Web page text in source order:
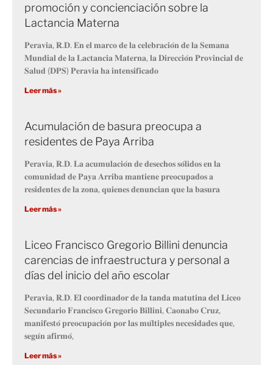
promoción y concienciación sobre la
Lactancia Materna
𝐏𝐞𝐫𝐚𝐯𝐢𝐚, 𝐑.𝐃. 𝐄𝐧 𝐞𝐥 𝐦𝐚𝐫𝐜𝐨 𝐝𝐞 𝐥𝐚 𝐜𝐞𝐥𝐞𝐛𝐫𝐚𝐜𝐢𝐨́𝐧 𝐝𝐞 𝐥𝐚 𝐒𝐞𝐦𝐚𝐧𝐚
𝐌𝐮𝐧𝐝𝐢𝐚𝐥 𝐝𝐞 𝐥𝐚 𝐋𝐚𝐜𝐭𝐚𝐧𝐜𝐢𝐚 𝐌𝐚𝐭𝐞𝐫𝐧𝐚, 𝐥𝐚 𝐃𝐢𝐫𝐞𝐜𝐜𝐢𝐨́𝐧 𝐏𝐫𝐨𝐯𝐢𝐧𝐜𝐢𝐚𝐥 𝐝𝐞
𝐒𝐚𝐥𝐮𝐝 (𝐃𝐏𝐒) 𝐏𝐞𝐫𝐚𝐯𝐢𝐚 𝐡𝐚 𝐢𝐧𝐭𝐞𝐧𝐬𝐢𝐟𝐢𝐜𝐚𝐝𝐨
Leer más »
Acumulación de basura preocupa a
residentes de Paya Arriba
𝐏𝐞𝐫𝐚𝐯𝐢𝐚, 𝐑.𝐃. 𝐋𝐚 𝐚𝐜𝐮𝐦𝐮𝐥𝐚𝐜𝐢𝐨́𝐧 𝐝𝐞 𝐝𝐞𝐬𝐞𝐜𝐡𝐨𝐬 𝐬𝐨́𝐥𝐢𝐝𝐨𝐬 𝐞𝐧 𝐥𝐚
𝐜𝐨𝐦𝐮𝐧𝐢𝐝𝐚𝐝 𝐝𝐞 𝐏𝐚𝐲𝐚 𝐀𝐫𝐫𝐢𝐛𝐚 𝐦𝐚𝐧𝐭𝐢𝐞𝐧𝐞 𝐩𝐫𝐞𝐨𝐜𝐮𝐩𝐚𝐝𝐨𝐬 𝐚
𝐫𝐞𝐬𝐢𝐝𝐞𝐧𝐭𝐞𝐬 𝐝𝐞 𝐥𝐚 𝐳𝐨𝐧𝐚, 𝐪𝐮𝐢𝐞𝐧𝐞𝐬 𝐝𝐞𝐧𝐮𝐧𝐜𝐢𝐚𝐧 𝐪𝐮𝐞 𝐥𝐚 𝐛𝐚𝐬𝐮𝐫𝐚
Leer más »
Liceo Francisco Gregorio Billini denuncia
carencias de infraestructura y personal a
días del inicio del año escolar
𝐏𝐞𝐫𝐚𝐯𝐢𝐚, 𝐑.𝐃. 𝐄𝐥 𝐜𝐨𝐨𝐫𝐝𝐢𝐧𝐚𝐝𝐨𝐫 𝐝𝐞 𝐥𝐚 𝐭𝐚𝐧𝐝𝐚 𝐦𝐚𝐭𝐮𝐭𝐢𝐧𝐚 𝐝𝐞𝐥 𝐋𝐢𝐜𝐞𝐨
𝐒𝐞𝐜𝐮𝐧𝐝𝐚𝐫𝐢𝐨 𝐅𝐫𝐚𝐧𝐜𝐢𝐬𝐜𝐨 𝐆𝐫𝐞𝐠𝐨𝐫𝐢𝐨 𝐁𝐢𝐥𝐥𝐢𝐧𝐢, 𝐂𝐚𝐨𝐧𝐚𝐛𝐨 𝐂𝐫𝐮𝐳,
𝐦𝐚𝐧𝐢𝐟𝐞𝐬𝐭𝐨́ 𝐩𝐫𝐞𝐨𝐜𝐮𝐩𝐚𝐜𝐢𝐨́𝐧 𝐩𝐨𝐫 𝐥𝐚𝐬 𝐦𝐮́𝐥𝐭𝐢𝐩𝐥𝐞𝐬 𝐧𝐞𝐜𝐞𝐬𝐢𝐝𝐚𝐝𝐞𝐬 𝐪𝐮𝐞,
𝐬𝐞𝐠𝐮́𝐧 𝐚𝐟𝐢𝐫𝐦𝐨́,
Leer más »